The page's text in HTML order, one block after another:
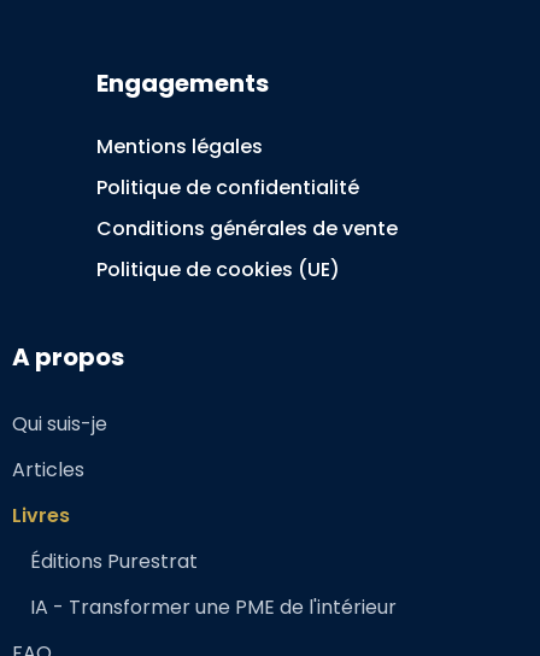
Engagements
Mentions légales
Politique de confidentialité
Conditions générales de vente
Politique de cookies (UE)
A propos
Qui suis-je
Articles
Livres
Éditions Purestrat
IA - Transformer une PME de l'intérieur